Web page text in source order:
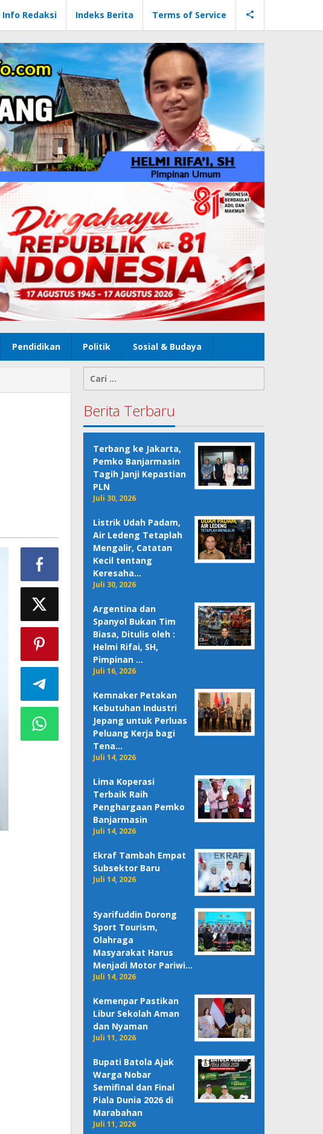
Info Redaksi Indeks Berita Terms of Service
Pendidikan Politik Sosial & Budaya
untuk:
Berita Terbaru
Terbang ke Jakarta,
Pemko Banjarmasin
Tagih Janji Kepastian
PLN
Juli 30, 2026
Listrik Udah Padam,
Air Ledeng Tetaplah
Mengalir, Catatan
Kecil tentang
Keresaha…
Juli 30, 2026
Argentina dan
Spanyol Bukan Tim
Biasa, Ditulis oleh :
Helmi Rifai, SH,
Pimpinan …
Juli 16, 2026
Kemnaker Petakan
Kebutuhan Industri
Jepang untuk Perluas
Peluang Kerja bagi
Tena…
Juli 14, 2026
Lima Koperasi
Terbaik Raih
Penghargaan Pemko
Banjarmasin
Juli 14, 2026
Ekraf Tambah Empat
Subsektor Baru
Juli 14, 2026
Syarifuddin Dorong
Sport Tourism,
Olahraga
Masyarakat Harus
Menjadi Motor Pariwi…
Juli 14, 2026
Kemenpar Pastikan
Libur Sekolah Aman
dan Nyaman
Juli 11, 2026
Bupati Batola Ajak
Warga Nobar
Semifinal dan Final
Piala Dunia 2026 di
Marabahan
Juli 11, 2026